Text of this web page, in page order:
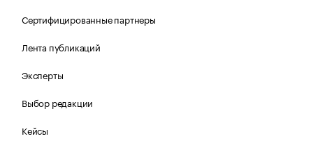
Сертифицированные партнеры
Лента публикаций
Эксперты
Выбор редакции
Кейсы